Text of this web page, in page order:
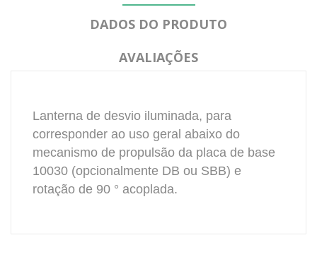
DADOS DO PRODUTO
AVALIAÇÕES
Lanterna de desvio iluminada, para
corresponder ao uso geral abaixo do
mecanismo de propulsão da placa de base
10030 (opcionalmente DB ou SBB) e
rotação de 90 ° acoplada.